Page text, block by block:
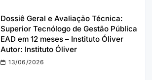
Dossiê Geral e Avaliação Técnica:
Superior Tecnólogo de Gestão Pública
EAD em 12 meses – Instituto Óliver
Autor: Instituto Óliver
13/06/2026